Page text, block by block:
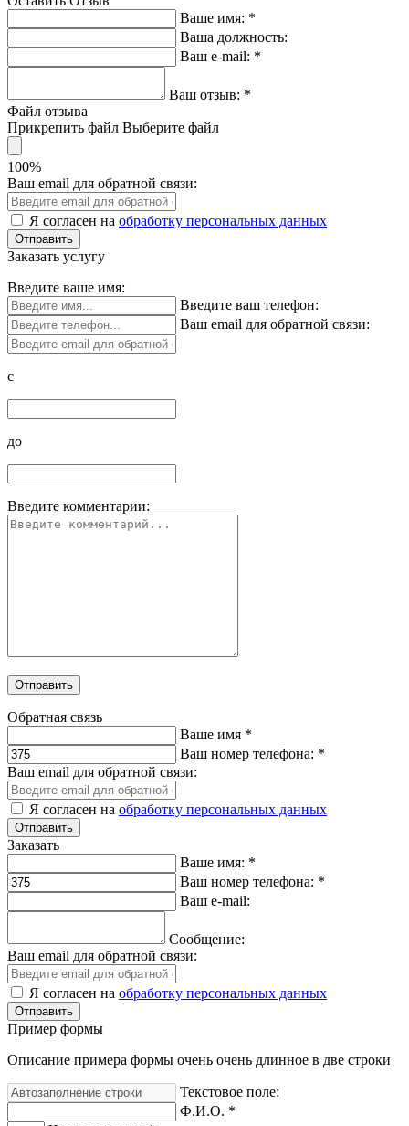
Ваше имя: *
Ваша должность:
Ваш e-mail: *
Ваш отзыв: *
Файл отзыва
Прикрепить файл Выберите файл
100%
Ваш email для обратной связи:
Я согласен на обработку персональных данных
Заказать услугу
Введите ваше имя:
Введите ваш телефон:
Ваш email для обратной связи:
c
до
Введите комментарии:
Отправить
Обратная связь
Ваше имя *
Ваш номер телефона: *
Ваш email для обратной связи:
Я согласен на обработку персональных данных
Заказать
Ваше имя: *
Ваш номер телефона: *
Ваш e-mail:
Сообщение:
Ваш email для обратной связи:
Я согласен на обработку персональных данных
Пример формы
Описание примера формы очень очень длинное в две строки
Текстовое поле:
Ф.И.О. *